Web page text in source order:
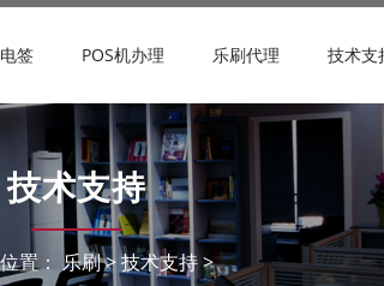
签 POS机办理 乐刷代理 技术支
技术支持
置： 乐刷>技术支持>